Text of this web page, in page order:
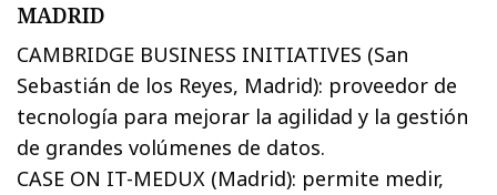
MADRID
CAMBRIDGE BUSINESS INITIATIVES (San
Sebastián de los Reyes, Madrid): proveedor de
tecnología para mejorar la agilidad y la gestión
de grandes volúmenes de datos.
CASE ON IT-MEDUX (Madrid): permite medir,